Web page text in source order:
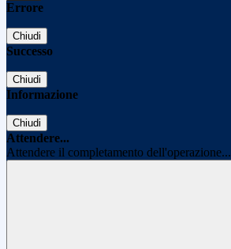
Errore
Chiudi
Successo
Chiudi
Informazione
Chiudi
Attendere...
Attendere il completamento dell'operazione...